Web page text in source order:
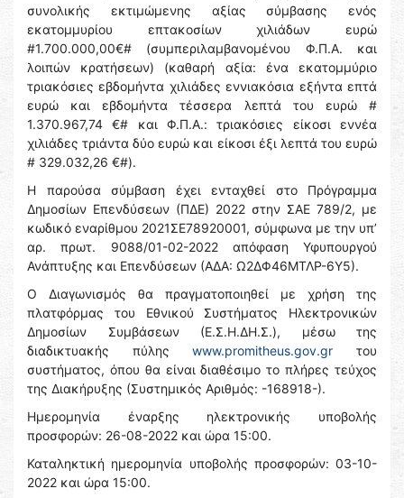
συνολικής εκτιμώμενης αξίας σύμβασης ενός
εκατομμυρίου επτακοσίων χιλιάδων ευρώ
#1.700.000,00€# (συμπεριλαμβανομένου Φ.Π.Α. και
λοιπών κρατήσεων) (καθαρή αξία: ένα εκατομμύριο
τριακόσιες εβδομήντα χιλιάδες εννιακόσια εξήντα επτά
ευρώ και εβδομήντα τέσσερα λεπτά του ευρώ #
1.370.967,74 €# και Φ.Π.Α.: τριακόσιες είκοσι εννέα
χιλιάδες τριάντα δύο ευρώ και είκοσι έξι λεπτά του ευρώ
# 329.032,26 €#).
Η παρούσα σύμβαση έχει ενταχθεί στο Πρόγραμμα
Δημοσίων Επενδύσεων (ΠΔΕ) 2022 στην ΣΑΕ 789/2, με
κωδικό εναρίθμου 2021ΣΕ78920001, σύμφωνα με την υπ’
αρ. πρωτ. 9088/01-02-2022 απόφαση Υφυπουργού
Ανάπτυξης και Επενδύσεων (ΑΔΑ: Ω2ΔΦ46ΜΤΛΡ-6Υ5).
Ο Διαγωνισμός θα πραγματοποιηθεί με χρήση της
πλατφόρμας του Εθνικού Συστήματος Ηλεκτρονικών
Δημοσίων Συμβάσεων (Ε.Σ.Η.ΔΗ.Σ.), μέσω της
διαδικτυακής πύληςwww.promitheus.gov.gr του
συστήματος, όπου θα είναι διαθέσιμο το πλήρες τεύχος
της Διακήρυξης (Συστημικός Αριθμός: -168918-).
Ημερομηνία έναρξης ηλεκτρονικής υποβολής
προσφορών: 26-08-2022 και ώρα 15:00.
Καταληκτική ημερομηνία υποβολής προσφορών: 03-10-
2022 και ώρα 15:00.